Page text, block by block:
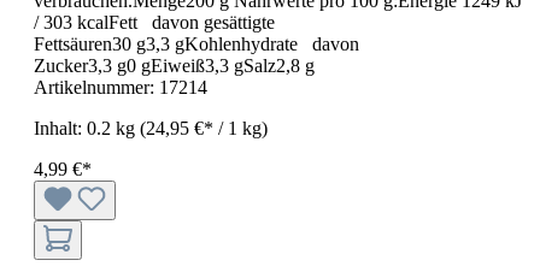
/ 303 kcalFett davon gesättigte
Fettsäuren30 g3,3 gKohlenhydrate davon
Zucker3,3 g0 gEiweiß3,3 gSalz2,8 g
Artikelnummer: 17214
Inhalt: 0.2 kg (24,95 €* / 1 kg)
4,99 €*